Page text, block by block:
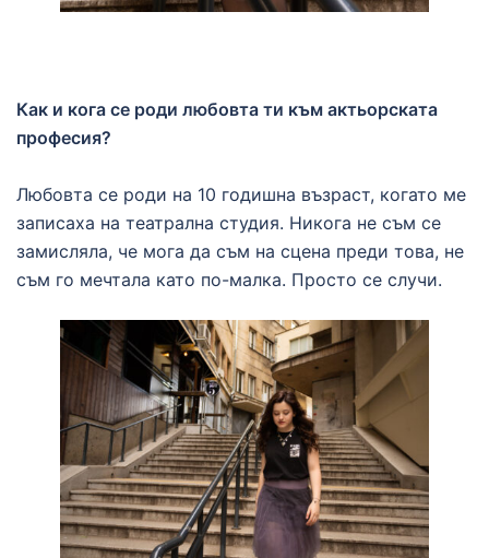
Как и кога се роди любовта ти към актьорската
професия?
Любовта се роди на 10 годишна възраст, когато ме
записаха на театрална студия. Никога не съм се
замисляла, че мога да съм на сцена преди това, не
съм го мечтала като по-малка. Просто се случи.